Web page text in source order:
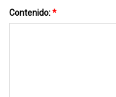
Contenido:*